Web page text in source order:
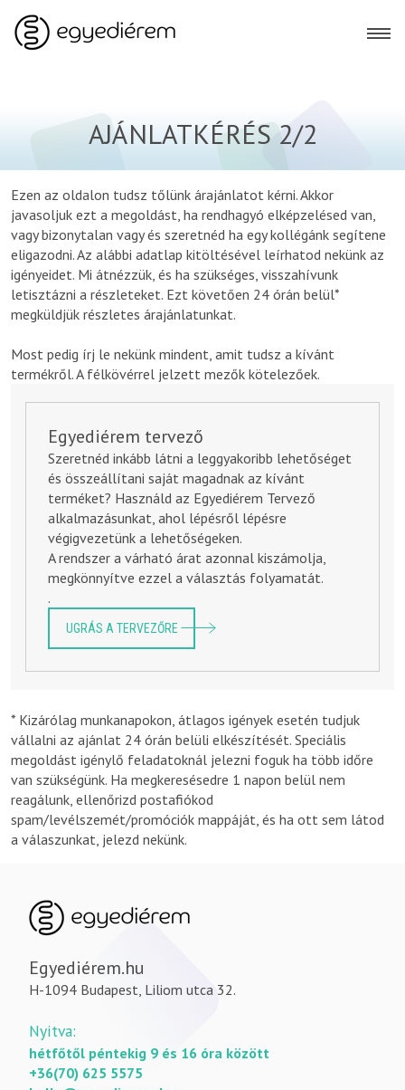
AJÁNLATKÉRÉS 2/2
Ezen az oldalon tudsz tőlünk árajánlatot kérni. Akkor
javasoljuk ezt a megoldást, ha rendhagyó elképzelésed van,
vagy bizonytalan vagy és szeretnéd ha egy kollégánk segítene
eligazodni. Az alábbi adatlap kitöltésével leírhatod nekünk az
igényeidet. Mi átnézzük, és ha szükséges, visszahívunk
letisztázni a részleteket. Ezt követően 24 órán belül*
megküldjük részletes árajánlatunkat.
Most pedig írj le nekünk mindent, amit tudsz a kívánt
termékről. A félkövérrel jelzett mezők kötelezőek.
Egyediérem tervező
Szeretnéd inkább látni a leggyakoribb lehetőséget
és összeállítani saját magadnak az kívánt
terméket? Használd az Egyediérem Tervező
alkalmazásunkat, ahol lépésről lépésre
végigvezetünk a lehetőségeken.
A rendszer a várható árat azonnal kiszámolja,
megkönnyítve ezzel a választás folyamatát.
.
UGRÁS A TERVEZŐRE
* Kizárólag munkanapokon, átlagos igények esetén tudjuk
vállalni az ajánlat 24 órán belüli elkészítését. Speciális
megoldást igénylő feladatoknál jelezni foguk ha több időre
van szükségünk. Ha megkeresésedre 1 napon belül nem
reagálunk, ellenőrizd postafiókod
spam/levélszemét/promóciók mappáját, és ha ott sem látod
a válaszunkat, jelezd nekünk.
Egyediérem.hu
H-1094 Budapest, Liliom utca 32.
Nyitva:
hétfőtől péntekig 9 és 16 óra között
+36(70) 625 5575